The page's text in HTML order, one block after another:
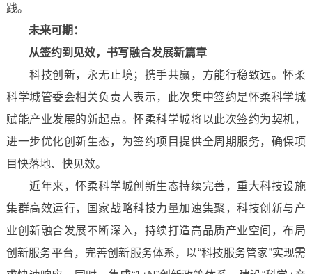
践。
未来可期：
从签约到见效，书写融合发展新篇章
科技创新，永无止境；携手共赢，方能行稳致远。怀柔
科学城管委会相关负责人表示，此次集中签约是怀柔科学城
赋能产业发展的新起点。怀柔科学城将以此次签约为契机，
进一步优化创新生态，为签约项目提供全周期服务，确保项
目快落地、快见效。
近年来，怀柔科学城创新生态持续完善，重大科技设施
集群高效运行，国家战略科技力量加速集聚，科技创新与产
业创新融合发展不断深入，持续打造高品质产业空间，布局
创新服务平台，完善创新服务体系，以“科技服务管家”实现需